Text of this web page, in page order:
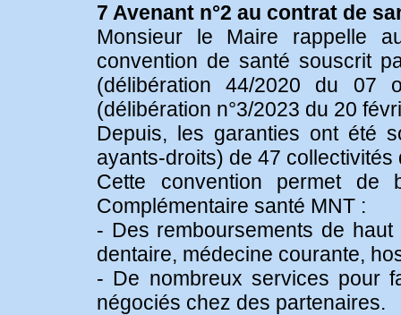
7 Avenant n°2 au contrat de
Monsieur le Maire rappelle
convention de santé souscrit
(délibération 44/2020 du 07
(délibération n°3/2023 du 20
Depuis, les garanties ont été
ayants-droits) de 47 collectivités
Cette convention permet
Complémentaire santé MNT :
- Des remboursements de
dentaire, médecine courante,
- De nombreux services pour
négociés chez des partenaires.